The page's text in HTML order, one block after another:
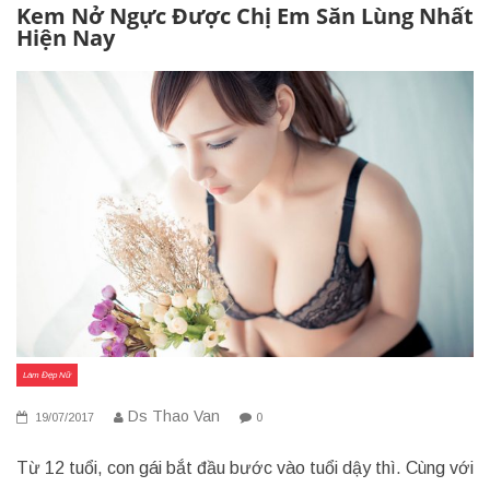
Kem Nở Ngực Được Chị Em Săn Lùng Nhất
Hiện Nay
Làm Đẹp Nữ
19/07/2017 Ds Thao Van 0
Từ 12 tuổi, con gái bắt đầu bước vào tuổi dậy thì. Cùng với